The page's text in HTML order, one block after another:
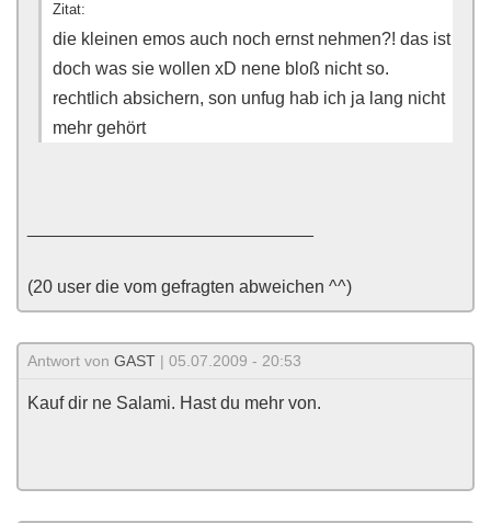
Zitat:
die kleinen emos auch noch ernst nehmen?! das ist
doch was sie wollen xD nene bloß nicht so.
rechtlich absichern, son unfug hab ich ja lang nicht
mehr gehört
(20 user die vom gefragten abweichen ^^)
Antwort von GAST | 05.07.2009 - 20:53
Kauf dir ne Salami. Hast du mehr von.